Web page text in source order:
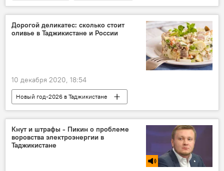
Здравоохранение
коронавирус
Коронавирус в Таджикистане: последние новости
Дорогой деликатес: сколько стоит
оливье в Таджикистане и России
10 декабря 2020, 18:54
Новый год-2026 в Таджикистане
Все новости
Общество
оливье
Новый год
цены
Аналитика
Россия
Таджикистан
Кнут и штрафы - Пикин о проблеме
воровства электроэнергии в
Таджикистане